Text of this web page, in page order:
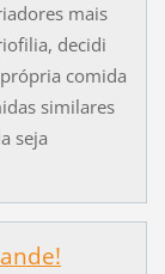
mais
decidi
comida
similares
seja